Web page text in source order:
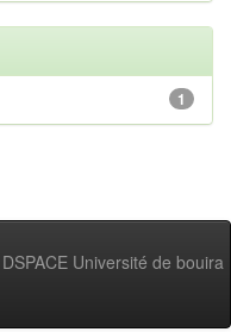
1
DSPACE Université de bouira